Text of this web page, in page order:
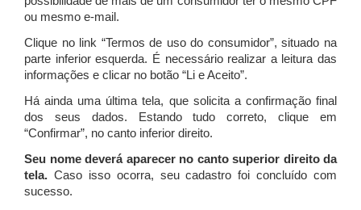
ou mesmo e-mail.
Clique no link “Termos de uso do consumidor”, situado na
parte inferior esquerda. É necessário realizar a leitura das
informações e clicar no botão “Li e Aceito”.
Há ainda uma última tela, que solicita a confirmação final
dos seus dados. Estando tudo correto, clique em
“Confirmar”, no canto inferior direito.
Seu nome deverá aparecer no canto superior direito da
tela. Caso isso ocorra, seu cadastro foi concluído com
sucesso.